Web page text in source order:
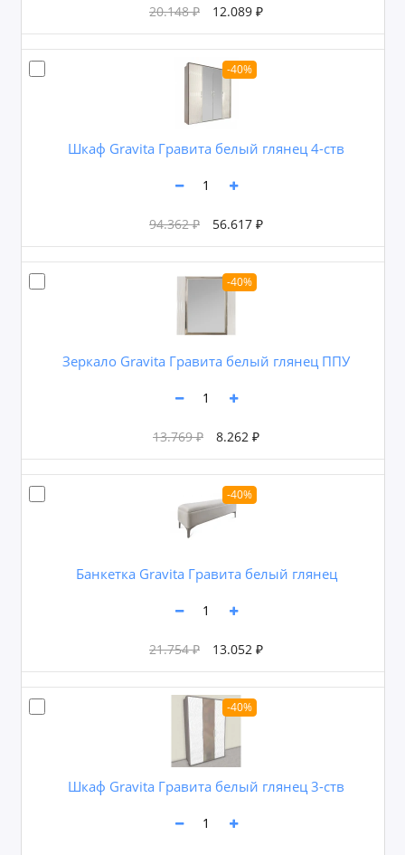
20.148 ₽ 12.089 ₽
-40%
Шкаф Gravita Гравита белый глянец 4-ств
94.362 ₽ 56.617 ₽
-40%
Зеркало Gravita Гравита белый глянец ППУ
13.769 ₽ 8.262 ₽
-40%
Банкетка Gravita Гравита белый глянец
21.754 ₽ 13.052 ₽
-40%
Шкаф Gravita Гравита белый глянец 3-ств